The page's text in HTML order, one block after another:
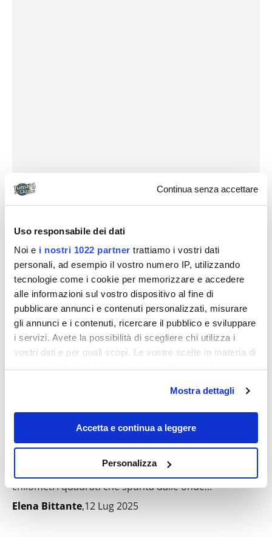
Continua senza accettare
Uso responsabile dei dati
Noi e i nostri 1022 partner trattiamo i vostri dati
personali, ad esempio il vostro numero IP, utilizzando
tecnologie come i cookie per memorizzare e accedere
alle informazioni sul vostro dispositivo al fine di
pubblicare annunci e contenuti personalizzati, misurare
gli annunci e i contenuti, ricercare il pubblico e sviluppare
i servizi. Avete la possibilità di scegliere chi utilizza i
vostri dati e per quali scopi. Le vostre scelte in materia di
modificare o revocare il proprio consenso in qualsiasi
momento dalla Dichiarazione sui cookie o facendo clic
sull'icona di attivazione della privacy.
raccogliere informazioni sulla tua posizione
geografica, con un'approssimazione di qualche
metro,
Identificare il tuo dispositivo, scansionandolo
Mostra dettagli
Accetta e continua a leggere
Personalizza
Destinazioni
La Graciosa, l’ottava isola delle Canarie è
un micromondo selvaggio di meraviglie
La Graciosa è una scheggia di terra selvaggia di soli 29
chilometri quadrati che spunta dalle onde...
Elena Bittante,12 Lug 2025